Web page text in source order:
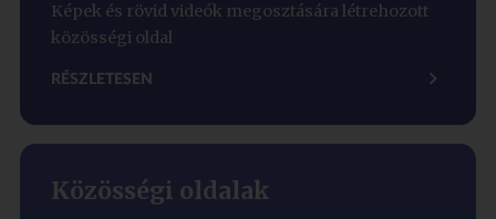
Képek és rövid videók megosztására létrehozott
közösségi oldal
RÉSZLETESEN
Közösségi oldalak